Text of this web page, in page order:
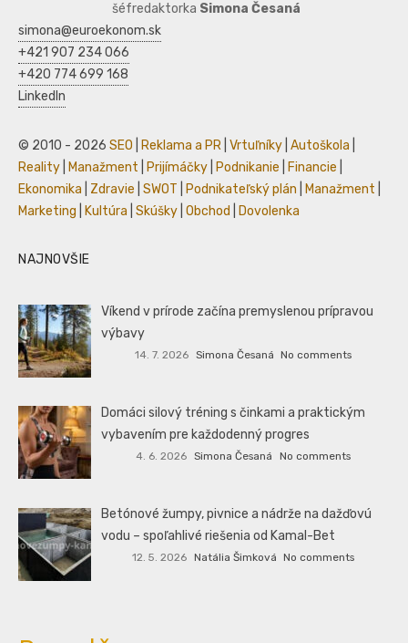
šéfredaktorka Simona Česaná
simona@euroekonom.sk
+421 907 234 066
+420 774 699 168
LinkedIn
© 2010 - 2026 SEO Reklama a PR Vrtuľníky Autoškola
Reality
Manažment Prijímáčky Podnikanie Financie
Ekonomika
Zdravie SWOT Podnikateľský plán Manažment
Marketing
Kultúra Skúšky Obchod Dovolenka
NAJNOVŠIE
Víkend v prírode začína premyslenou prípravou
výbavy
14. 7. 2026 Simona Česaná No comments
Domáci silový tréning s činkami a praktickým
vybavením pre každodenný progres
4. 6. 2026 Simona Česaná No comments
Betónové žumpy, pivnice a nádrže na dažďovú
vodu – spoľahlivé riešenia od Kamal-Bet
12. 5. 2026 Natália Šimková No comments